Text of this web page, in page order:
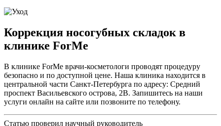
Коррекция носогубных складок в
клинике ForMe
В клинике ForMe врачи-косметологи проводят процедуру
безопасно и по доступной цене. Наша клиника находится в
центральной части Санкт-Петербурга по адресу: Средний
проспект Васильевского острова, 2В. Запишитесь на наши
услуги онлайн на сайте или позвоните по телефону.
Статью проверил научный руководитель